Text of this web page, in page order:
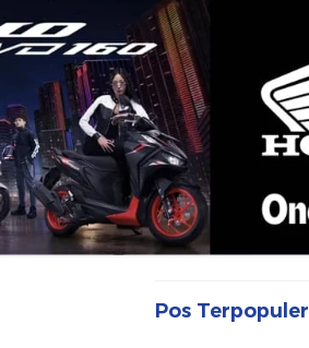
Pos Terpopuler